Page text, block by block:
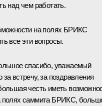
над чем работать.
на полях БРИКС
все эти вопросы.
спасибо, уважаемый
встречу, за поздравления
честь иметь
полях саммита БРИКС,